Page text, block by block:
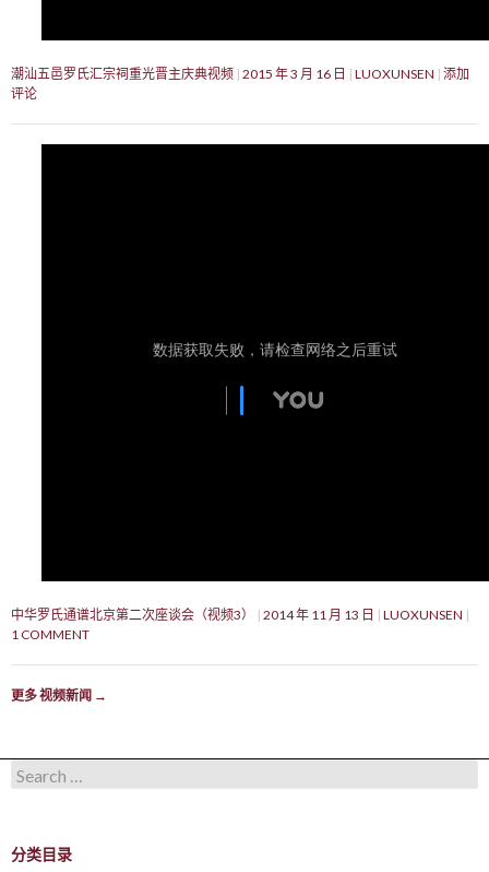
潮汕五邑罗氏汇宗祠重光晋主庆典视频 2015 年 3 月 16 日 LUOXUNSEN 添加
评论
中华罗氏通谱北京第二次座谈会（视频3） 2014 年 11 月 13 日
LUOXUNSEN
1 COMMENT
更多 视频新闻 →
Search for:
分类目录